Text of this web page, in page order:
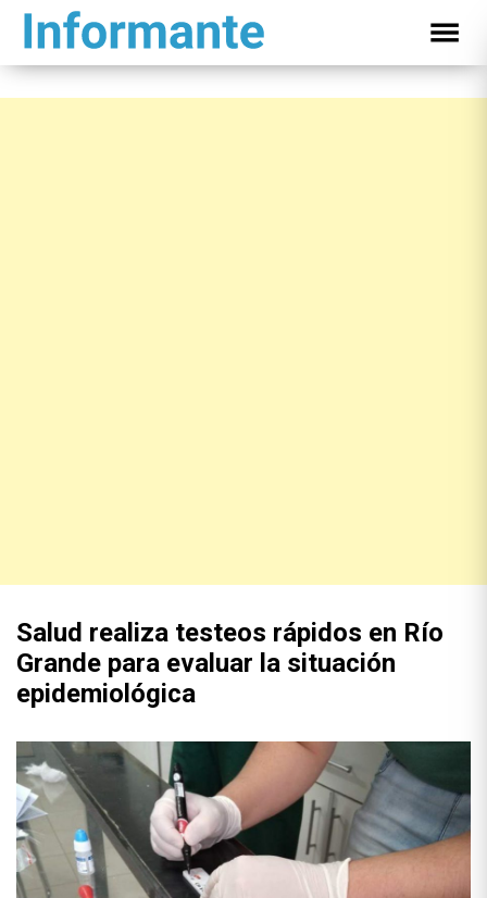
Salud realiza testeos rápidos en Río
Grande para evaluar la situación
epidemiológica